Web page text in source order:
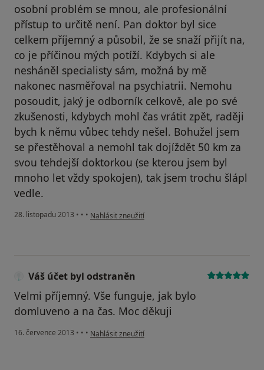
osobní problém se mnou, ale profesionální
přístup to určitě není. Pan doktor byl sice
celkem příjemný a působil, že se snaží přijít na,
co je příčinou mých potíží. Kdybych si ale
nesháněl specialisty sám, možná by mě
nakonec nasměřoval na psychiatrii. Nemohu
posoudit, jaký je odborník celkově, ale po své
zkušenosti, kdybych mohl čas vrátit zpět, raději
bych k němu vůbec tehdy nešel. Bohužel jsem
se přestěhoval a nemohl tak dojíždět 50 km za
svou tehdejší doktorkou (se kterou jsem byl
mnoho let vždy spokojen), tak jsem trochu šlápl
vedle.
28. listopadu 2013 • • • podle názoru uživatele Váš účet byl odstraněn
Nahlásit zneužití
Váš účet byl odstraněn
Velmi příjemný. Vše funguje, jak bylo
domluveno a na čas. Moc děkuji
16. července 2013 • • • podle názoru uživatele Váš účet byl odstraněn
Nahlásit zneužití